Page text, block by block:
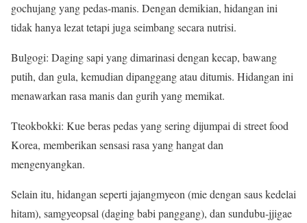
gochujang yang pedas-manis. Dengan demikian, hidangan ini
tidak hanya lezat tetapi juga seimbang secara nutrisi.
Bulgogi: Daging sapi yang dimarinasi dengan kecap, bawang
putih, dan gula, kemudian dipanggang atau ditumis. Hidangan ini
menawarkan rasa manis dan gurih yang memikat.
Tteokbokki: Kue beras pedas yang sering dijumpai di street food
Korea, memberikan sensasi rasa yang hangat dan
mengenyangkan.
Selain itu, hidangan seperti jajangmyeon (mie dengan saus kedelai
hitam), samgyeopsal (daging babi panggang), dan sundubu-jjigae